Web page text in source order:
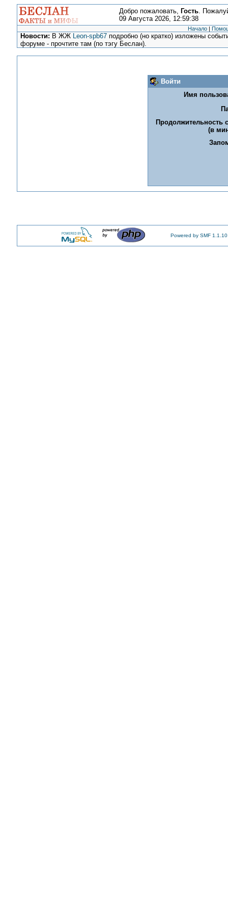
Добро пожаловать, Гость.
09 Августа 2026, 12:59:38
Начало |
Новости: В ЖЖ Leon-spb67 подробно (но кратко) изложены
форуме - прочтите там (по тэгу Беслан).
Войти
Имя
Продолжительность
(в
Powered by SMF 1.1.10